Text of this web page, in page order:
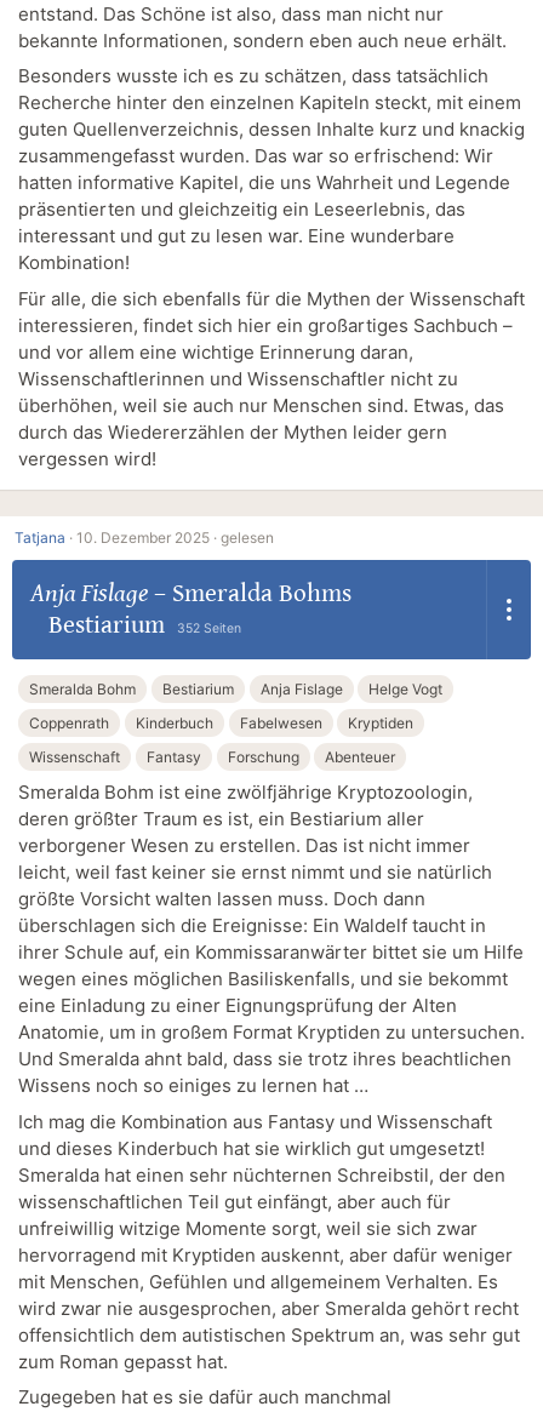
entstand. Das Schöne ist also, dass man nicht nur
bekannte Informationen, sondern eben auch neue erhält.
Besonders wusste ich es zu schätzen, dass tatsächlich
Recherche hinter den einzelnen Kapiteln steckt, mit einem
guten Quellenverzeichnis, dessen Inhalte kurz und knackig
zusammengefasst wurden. Das war so erfrischend: Wir
hatten informative Kapitel, die uns Wahrheit und Legende
präsentierten und gleichzeitig ein Leseerlebnis, das
interessant und gut zu lesen war. Eine wunderbare
Kombination!
Für alle, die sich ebenfalls für die Mythen der Wissenschaft
interessieren, findet sich hier ein großartiges Sachbuch –
und vor allem eine wichtige Erinnerung daran,
Wissenschaftlerinnen und Wissenschaftler nicht zu
überhöhen, weil sie auch nur Menschen sind. Etwas, das
durch das Wiedererzählen der Mythen leider gern
vergessen wird!
Tatjana · 10. Dezember 2025 · gelesen
Anja Fislage– Smeralda Bohms
Bestiarium
352 Seiten
Smeralda Bohm Bestiarium Anja Fislage
Helge Vogt
Coppenrath
Kinderbuch Fabelwesen
Kryptiden
Wissenschaft
Fantasy Forschung Abenteuer
Smeralda Bohm ist eine zwölfjährige Kryptozoologin,
deren größter Traum es ist, ein Bestiarium aller
verborgener Wesen zu erstellen. Das ist nicht immer
leicht, weil fast keiner sie ernst nimmt und sie natürlich
größte Vorsicht walten lassen muss. Doch dann
überschlagen sich die Ereignisse: Ein Waldelf taucht in
ihrer Schule auf, ein Kommissaranwärter bittet sie um Hilfe
wegen eines möglichen Basiliskenfalls, und sie bekommt
eine Einladung zu einer Eignungsprüfung der Alten
Anatomie, um in großem Format Kryptiden zu untersuchen.
Und Smeralda ahnt bald, dass sie trotz ihres beachtlichen
Wissens noch so einiges zu lernen hat …
Ich mag die Kombination aus Fantasy und Wissenschaft
und dieses Kinderbuch hat sie wirklich gut umgesetzt!
Smeralda hat einen sehr nüchternen Schreibstil, der den
wissenschaftlichen Teil gut einfängt, aber auch für
unfreiwillig witzige Momente sorgt, weil sie sich zwar
hervorragend mit Kryptiden auskennt, aber dafür weniger
mit Menschen, Gefühlen und allgemeinem Verhalten. Es
wird zwar nie ausgesprochen, aber Smeralda gehört recht
offensichtlich dem autistischen Spektrum an, was sehr gut
zum Roman gepasst hat.
Zugegeben hat es sie dafür auch manchmal